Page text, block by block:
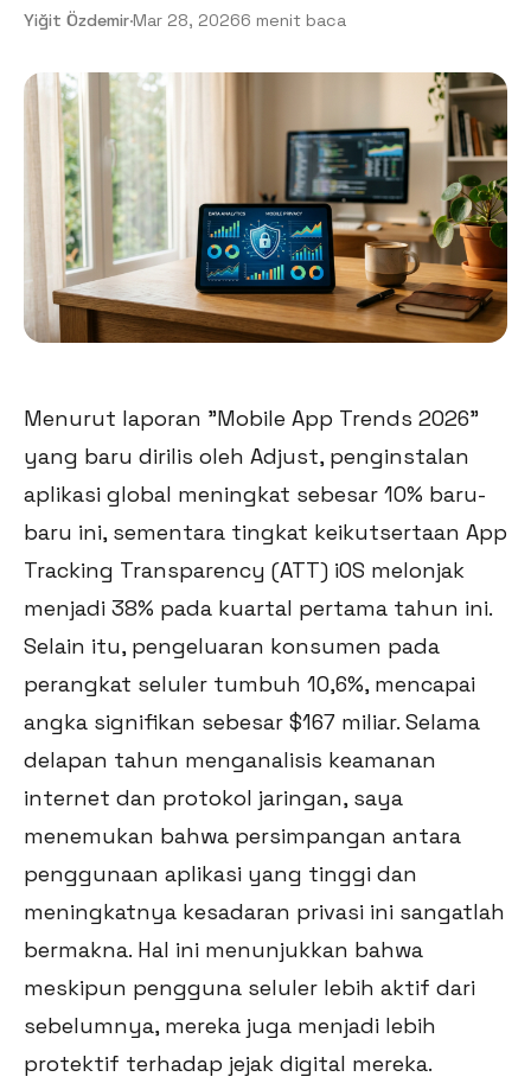
Yiğit Özdemir·Mar 28, 20266 menit baca
Menurut laporan "Mobile App Trends 2026"
yang baru dirilis oleh Adjust, penginstalan
aplikasi global meningkat sebesar 10% baru-
baru ini, sementara tingkat keikutsertaan App
Tracking Transparency (ATT) iOS melonjak
menjadi 38% pada kuartal pertama tahun ini.
Selain itu, pengeluaran konsumen pada
perangkat seluler tumbuh 10,6%, mencapai
angka signifikan sebesar $167 miliar. Selama
delapan tahun menganalisis keamanan
internet dan protokol jaringan, saya
menemukan bahwa persimpangan antara
penggunaan aplikasi yang tinggi dan
meningkatnya kesadaran privasi ini sangatlah
bermakna. Hal ini menunjukkan bahwa
meskipun pengguna seluler lebih aktif dari
sebelumnya, mereka juga menjadi lebih
protektif terhadap jejak digital mereka.